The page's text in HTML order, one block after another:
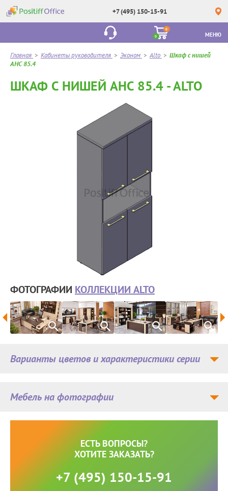
+7 (495) 150-15-91
0
0
МЕНЮ
Главная > Кабинеты руководителя > Эконом > Alto > Шкаф с нишей
AHC 85.4
ШКАФ С НИШЕЙ AHC 85.4 - ALTO
ФОТОГРАФИИ КОЛЛЕКЦИИ ALTO
Мебель на фотографии
Варианты цветов и характеристики серии
ЕСТЬ ВОПРОСЫ?
ХОТИТЕ ЗАКАЗАТЬ?
+7 (495) 150-15-91